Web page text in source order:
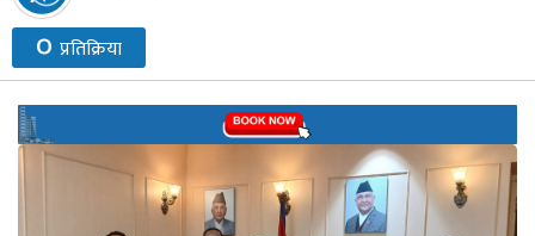
हाइड्रो
पावर
नेप्से
० प्रतिक्रिया